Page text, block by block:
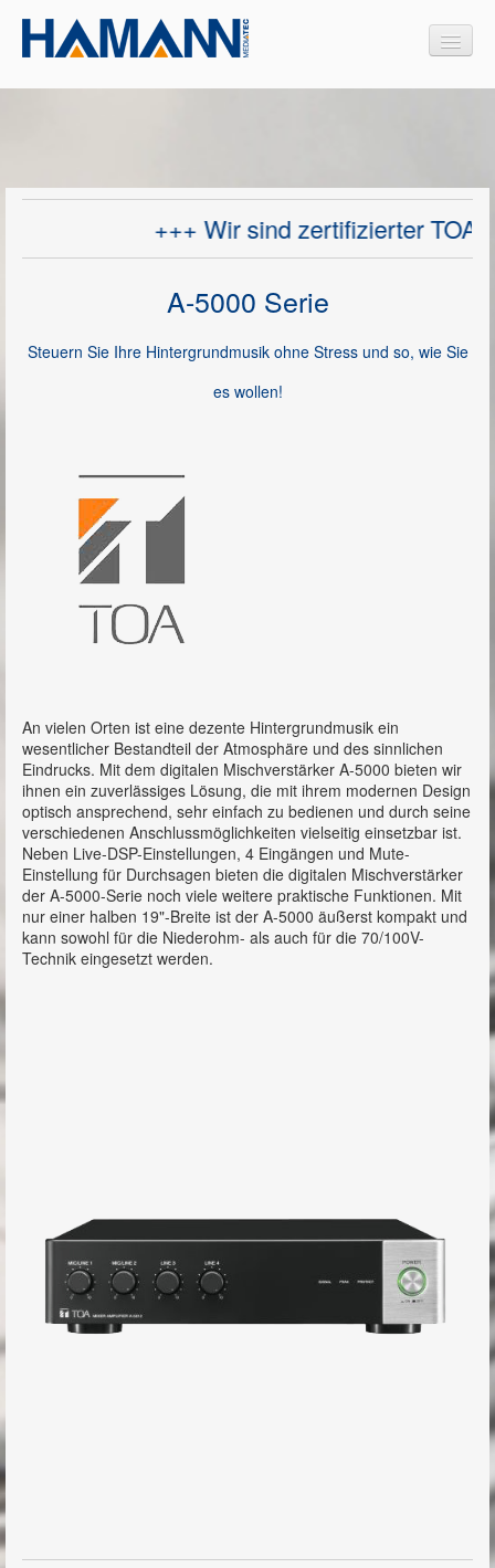
Interaktive Medien
Mischverstärker / Mixer
A-2000D-Serie
M-9000-Serie
A-3200DZ Serie
A-3600D Serie
MX-6224D
A-5000 Serie
A-5006
A-5012
MA-725F-EB
+++ Wir sind zertifizierter TOA
A-5000 Serie
Steuern Sie Ihre Hintergrundmusik ohne Stress und so, wie Sie
es wollen!
An vielen Orten ist eine dezente Hintergrundmusik ein
wesentlicher Bestandteil der Atmosphäre und des sinnlichen
Eindrucks. Mit dem digitalen Mischverstärker A-5000 bieten wir
ihnen ein zuverlässiges Lösung, die mit ihrem modernen Design
optisch ansprechend, sehr einfach zu bedienen und durch seine
verschiedenen Anschlussmöglichkeiten vielseitig einsetzbar ist.
Neben Live-DSP-Einstellungen, 4 Eingängen und Mute-
Einstellung für Durchsagen bieten die digitalen Mischverstärker
der A-5000-Serie noch viele weitere praktische Funktionen. Mit
nur einer halben 19"-Breite ist der A-5000 äußerst kompakt und
kann sowohl für die Niederohm- als auch für die 70/100V-
Technik eingesetzt werden.